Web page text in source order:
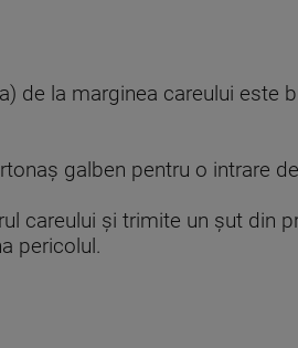
de la marginea careului este
galben pentru o intrare
careului şi trimite un şut din
pericolul.